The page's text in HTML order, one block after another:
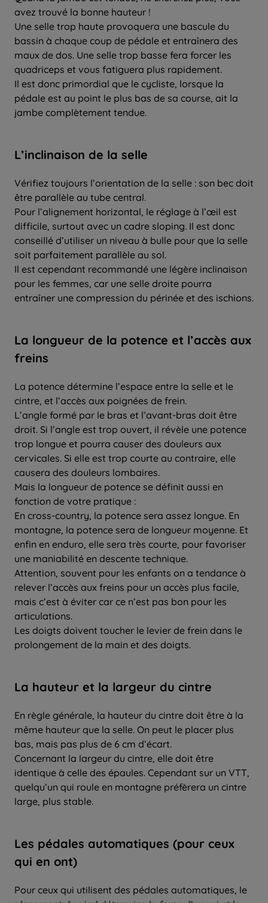
avez trouvé la bonne hauteur !
Une selle trop haute provoquera une bascule du
bassin à chaque coup de pédale et entraînera des
maux de dos. Une selle trop basse fera forcer les
quadriceps et vous fatiguera plus rapidement.
Il est donc primordial que le cycliste, lorsque la
pédale est au point le plus bas de sa course, ait la
jambe complètement tendue.
L’inclinaison de la selle
Vérifiez toujours l’orientation de la selle : son bec doit
être parallèle au tube central.
Pour l’alignement horizontal, le réglage à l’œil est
difficile, surtout avec un cadre sloping. Il est donc
conseillé d’utiliser un niveau à bulle pour que la selle
soit parfaitement parallèle au sol.
Il est cependant recommandé une légère inclinaison
pour les femmes, car une selle droite pourra
entraîner une compression du périnée et des ischions.
La longueur de la potence et l’accès aux
freins
La potence détermine l’espace entre la selle et le
cintre, et l’accès aux poignées de frein.
L’angle formé par le bras et l’avant-bras doit être
droit. Si l’angle est trop ouvert, il révèle une potence
trop longue et pourra causer des douleurs aux
cervicales. Si elle est trop courte au contraire, elle
causera des douleurs lombaires.
Mais la longueur de potence se définit aussi en
fonction de votre pratique :
En cross-country, la potence sera assez longue. En
montagne, la potence sera de longueur moyenne. Et
enfin en enduro, elle sera très courte, pour favoriser
une maniabilité en descente technique.
Attention, souvent pour les enfants on a tendance à
relever l’accès aux freins pour un accès plus facile,
mais c’est à éviter car ce n’est pas bon pour les
articulations.
Les doigts doivent toucher le levier de frein dans le
prolongement de la main et des doigts.
La hauteur et la largeur du cintre
En règle générale, la hauteur du cintre doit être à la
même hauteur que la selle. On peut le placer plus
bas, mais pas plus de 6 cm d’écart.
Concernant la largeur du cintre, elle doit être
identique à celle des épaules. Cependant sur un VTT,
quelqu’un qui roule en montagne préfèrera un cintre
large, plus stable.
Les pédales automatiques (pour ceux
qui en ont)
Pour ceux qui utilisent des pédales automatiques, le